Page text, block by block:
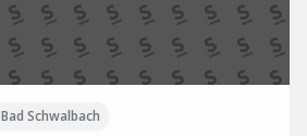
Bad Schwalbach